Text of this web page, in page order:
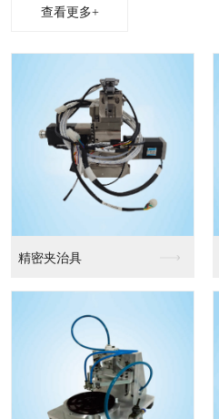
查看更多+
精密夹治具